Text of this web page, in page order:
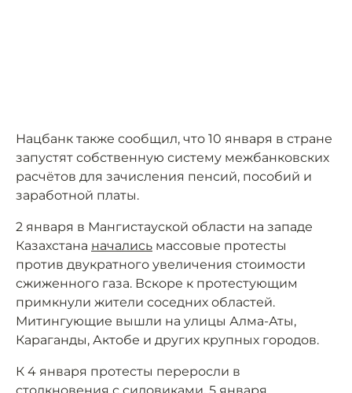
Нацбанк также сообщил, что 10 января в стране
запустят собственную систему межбанковских
расчётов для зачисления пенсий, пособий и
заработной платы.
2 января в Мангистауской области на западе
Казахстана начались массовые протесты
против двукратного увеличения стоимости
сжиженного газа. Вскоре к протестующим
примкнули жители соседних областей.
Митингующие вышли на улицы Алма-Аты,
Караганды, Актобе и других крупных городов.
К 4 января протесты переросли в